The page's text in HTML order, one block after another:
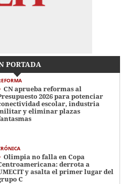
PORTADA
CN aprueba reformas al
2026 para potenciar
escolar, industria
y eliminar plazas
Olimpia no falla en Copa
derrota a
y asalta el primer lugar del
C